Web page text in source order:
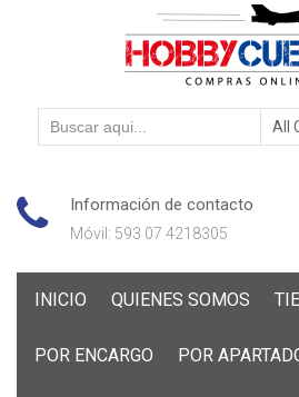
Información de contacto
Móvil: 593 07 4218305
INICIO QUIENES SOMOS
POR ENCARGO POR